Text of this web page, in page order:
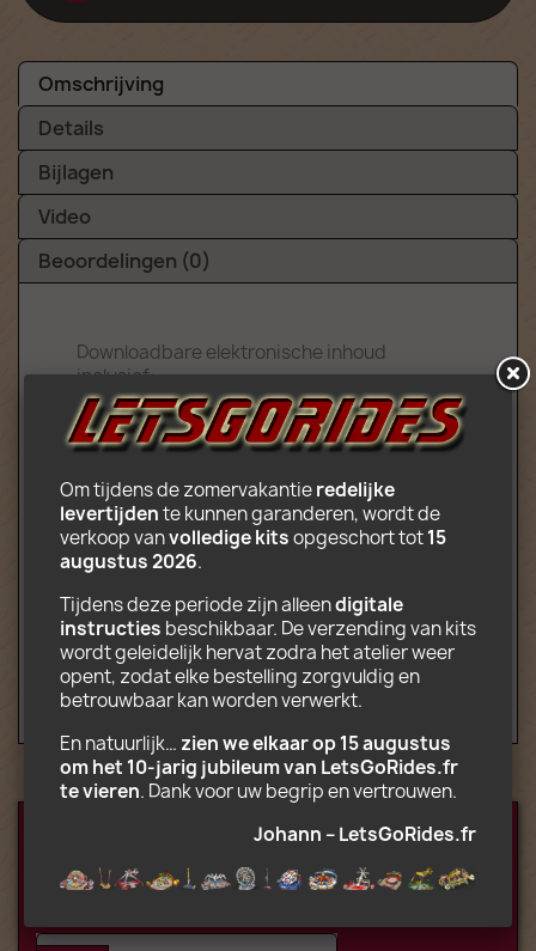
Omschrijving
Details
Bijlagen
Video
Beoordelingen (0)
Downloadbare elektronische inhoud
inclusief:
Montage-instructies in PDF-formaat
Decors klaar om af te drukken in JPG-
Lijst van onderdelen die nodig zijn voor
de bouw
Indicaties voor het vouwen van truck
attractie
Let op: u koopt montagehandleiding. Voor
deze prijs worden Lego-onderdelen
uiteraard niet geleverd.
JE BENT MISSCHIEN OOK
GEÏNTERESSEERD IN
Om tijdens de zomervakantie redelijke
levertijden te kunnen garanderen, wordt de
verkoop van volledige kits opgeschort tot 15
augustus 2026.
Tijdens deze periode zijn alleen digitale
instructies beschikbaar. De verzending van kits
wordt geleidelijk hervat zodra het atelier weer
opent, zodat elke bestelling zorgvuldig en
betrouwbaar kan worden verwerkt.
En natuurlijk… zien we elkaar op 15 augustus
om het 10‑jarig jubileum van LetsGoRides.fr
te vieren. Dank voor uw begrip en vertrouwen.
Johann – LetsGoRides.fr